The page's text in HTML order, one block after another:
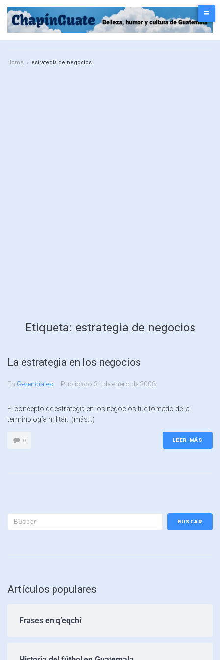
Home / estrategia de negocios
Etiqueta: estrategia de negocios
La estrategia en los negocios
En Gerenciales Publicado 31 de enero de 2008
El concepto de estrategia en los negocios fue tomado de la
terminología militar. (más…)
0 LEER MÁS
BUSCAR
Artículos populares
Frases en q’eqchi’